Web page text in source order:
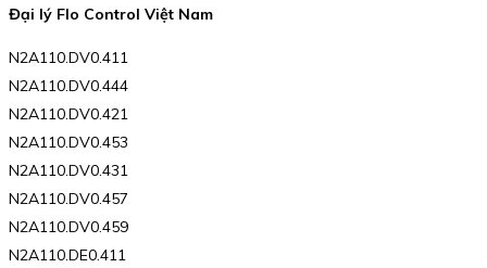
Đại lý Flo Control Việt Nam
N2A110.DV0.411
N2A110.DV0.444
N2A110.DV0.421
N2A110.DV0.453
N2A110.DV0.431
N2A110.DV0.457
N2A110.DV0.459
N2A110.DE0.411